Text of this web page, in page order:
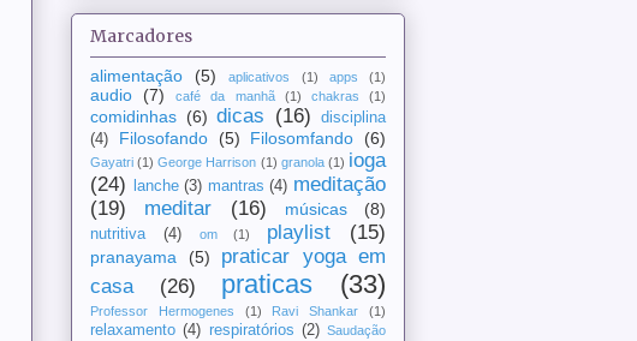
Marcadores
alimentação (5) aplicativos (1) apps (1)
audio (7) café da manhã (1) chakras (1)
comidinhas (6) dicas (16)
disciplina
(4)
Filosofando (5) Filosomfando (6)
Gayatri (1) George Harrison (1) granola (1) ioga
(24)
lanche (3) mantras (4) meditação
(19)
meditar (16) músicas (8)
nutritiva (4) om (1) playlist (15)
pranayama (5)
praticar yoga em
casa
(26) praticas (33)
Professor Hermogenes (1) Ravi Shankar (1)
relaxamento (4) respiratórios (2) Saudação